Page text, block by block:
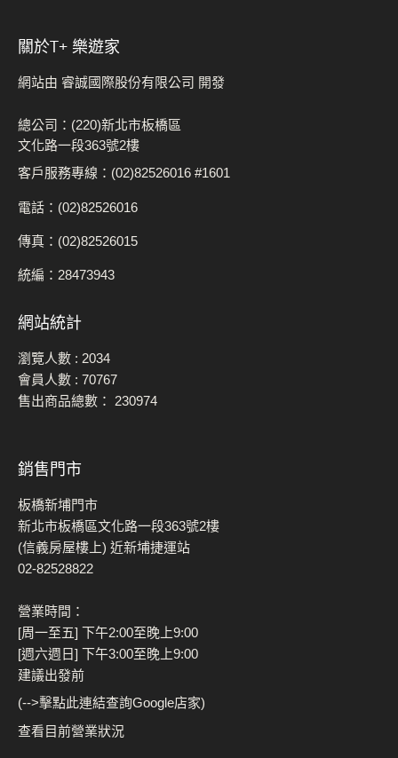
關於t+ 樂遊家
網站由 睿誠國際股份有限公司 開發
總公司：(220)新北市板橋區
文化路一段363號2樓
客戶服務專線：(02)82526016 #1601
電話：(02)82526016
傳真：(02)82526015
統編：28473943
網站統計
瀏覽人數 : 2034
會員人數 : 70767
售出商品總數： 230974
銷售門市
板橋新埔門市
新北市板橋區文化路一段363號2樓
(信義房屋樓上) 近新埔捷運站
02-82528822
營業時間：
[周一至五] 下午2:00至晚上9:00
[週六週日] 下午3:00至晚上9:00
建議出發前
(-->擊點此連結查詢Google店家)
查看目前營業狀況